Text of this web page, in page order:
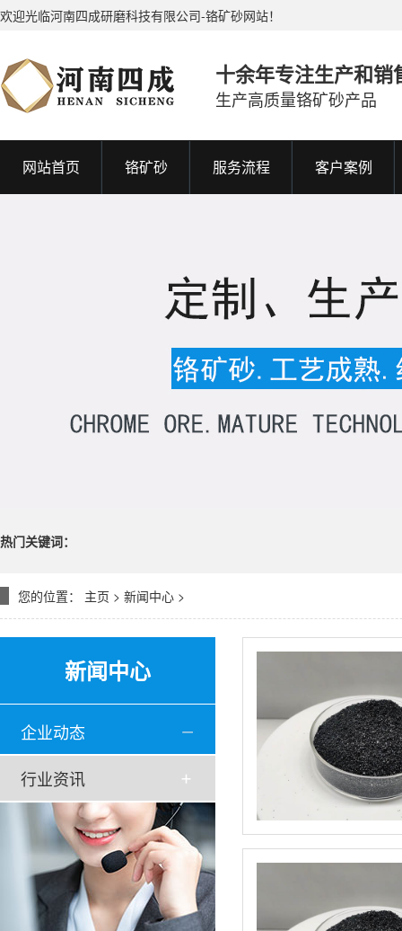
欢迎光临河南四成研磨科技有限公司-铬矿砂网站！
十余年专注生产和销
生产高质量铬矿砂产品
网站首页 铬矿砂 服务流程 客户案例
热门关键词：
您的位置： 主页 > 新闻中心 >
新闻中心
企业动态
行业资讯